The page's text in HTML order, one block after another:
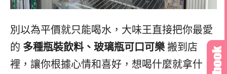
別以為平價就只能喝水，大味王直接把你最愛
的 多種瓶裝飲料、玻璃瓶可口可樂 搬到店
裡，讓你根據心情和喜好，想喝什麼就拿什